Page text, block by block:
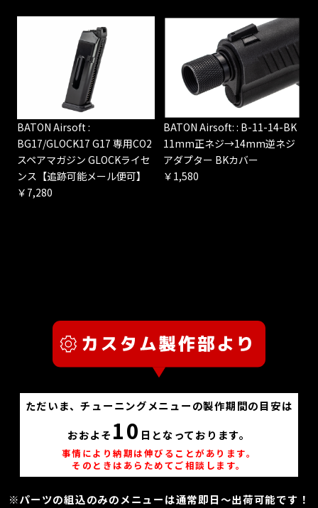
BATON Airsoft :
BG17/GLOCK17 G17 専用CO2
スペアマガジン GLOCKライセ
ンス【追跡可能メール便可】
￥7,280
BATON Airsoft: : B-11-14-BK
11mm正ネジ→14mm逆ネジ
アダプター BKカバー
￥1,580
ただいま、チューニングメニューの製作期間の目安は
おおよそ 10 日となっております。
事情により納期は伸びることがあります。
そのときはあらためてご相談します。
※パーツの組込のみのメニューは通常即日～出荷可能です！